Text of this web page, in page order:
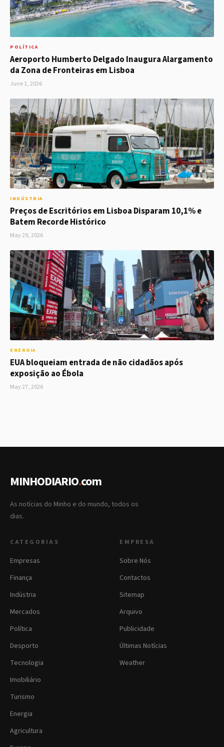
POLÍTICA
Aeroporto Humberto Delgado Inaugura Alargamento
da Zona de Fronteiras em Lisboa
June 1, 2026
INDÚSTRIA
Preços de Escritórios em Lisboa Disparam 10,1% e
Batem Recorde Histórico
May 29, 2026
ENERGIA
EUA bloqueiam entrada de não cidadãos após
exposição ao Ébola
May 27, 2026
MINHODIARIO.com
As notícias do Minho e do mundo, todos os
dias.
CATEGORIAS
Empresas
Finança
Indústria
Mercados
Política
Desporto
Tecnologia
Imobiliário
Turismo
Energia
Agricultura
EMPRESA
Sobre Nós
Contactos
Sitemap
Arquivo
Publicidade
Últimas Notícias
Weather